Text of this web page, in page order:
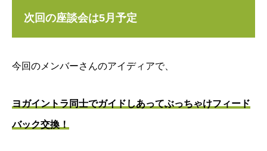
次回の座談会は5月予定
今回のメンバーさんのアイディアで、
ヨガイントラ同士でガイドしあってぶっちゃけフィード
バック交換！